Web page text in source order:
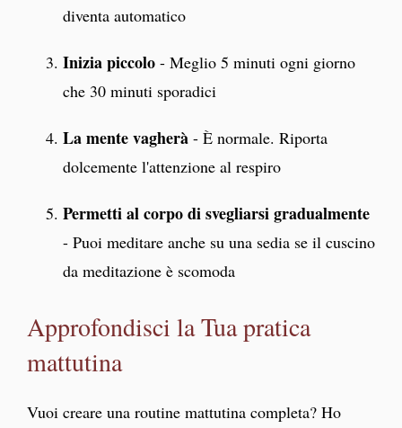
diventa automatico
Inizia piccolo - Meglio 5 minuti ogni giorno
che 30 minuti sporadici
La mente vagherà - È normale. Riporta
dolcemente l'attenzione al respiro
Permetti al corpo di svegliarsi gradualmente
- Puoi meditare anche su una sedia se il cuscino
da meditazione è scomoda
Approfondisci la Tua pratica
mattutina
Vuoi creare una routine mattutina completa? Ho